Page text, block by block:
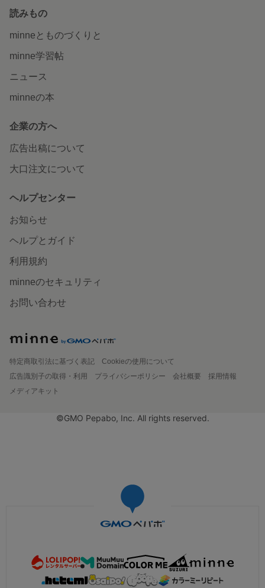
読みもの
minneとものづくりと
minne学習帖
ニュース
minneの本
企業の方へ
広告出稿について
大口注文について
ヘルプセンター
お知らせ
ヘルプとガイド
利用規約
minneのセキュリティ
お問い合わせ
特定商取引法に基づく表記
Cookieの使用について
広告識別子の取得・利用
プライバシーポリシー 会社概要
採用情報
メディアキット
©GMO Pepabo, Inc. All rights reserved.